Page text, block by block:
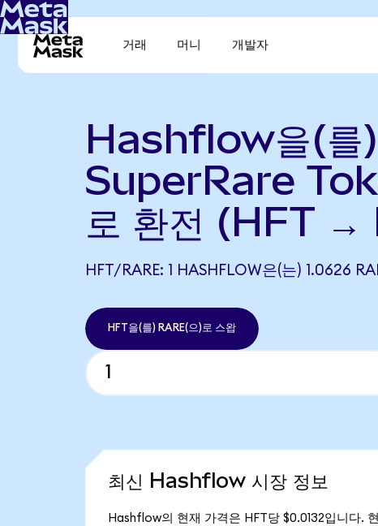
거래 머니 개발자
Hashflow을(를)
SuperRare
로 환전 (HFT →
HFT/RARE: 1 HASHFLOW은(는) 1.0626
HFT을(를) RARE(으)로 스왑
최신 Hashflow 시장 정보
Hashflow의 현재 가격은 HFT당 $0.0132입니다.